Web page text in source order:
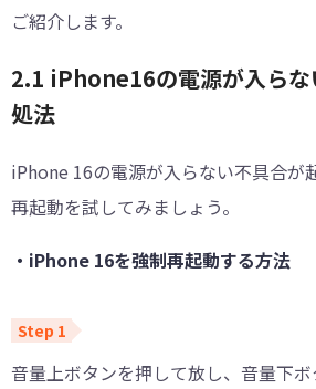
ご紹介します。
2.1 iPhone16の電源が入らな
処法
iPhone 16の電源が入らない不具合が
再起動を試してみましょう。
・iPhone 16を強制再起動する方法
音量上ボタンを押して放し、音量下